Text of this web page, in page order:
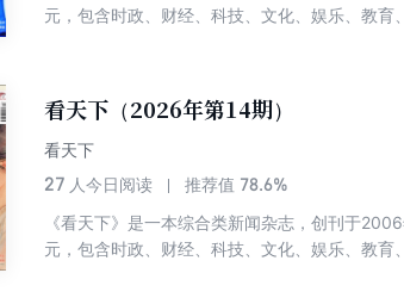
元，包含时政、财经、科技、文化、娱乐、教育
看天下（2026年第14期）
看天下
27 人今日阅读 推荐值 78.6%
《看天下》是一本综合类新闻杂志，创刊于
元，包含时政、财经、科技、文化、娱乐、教育